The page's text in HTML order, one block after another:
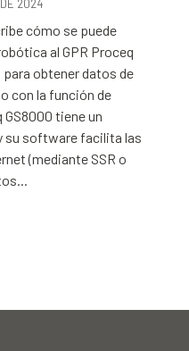
2024
cómo se puede
al GPR Proceq
obtener datos de
con la función de
tiene un
su software facilita las
(mediante SSR o